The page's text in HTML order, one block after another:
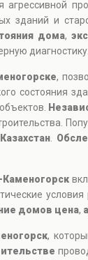
агрессивной
зданий и
дома,
диагностику.
,
состояния
домов цена,
,